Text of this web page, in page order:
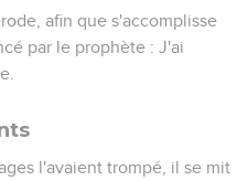
afin que s'accomplisse
par le prophète : J'ai
l'avaient trompé, il se mit